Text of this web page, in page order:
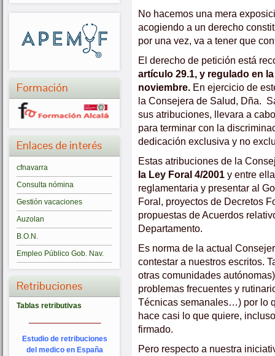
Formación
Enlaces de interés
cfnavarra
Consulta nómina
Gestión vacaciones
Auzolan
B.O.N.
Empleo Público Gob. Nav.
Retribuciones
Tablas retributivas
Estudio de retribuciones
del medico en España
No hacemos una mera
acogiendo a un derecho
por una vez, va a tener que
El derecho de petición está
artículo 29.1, y regulado en
noviembre. En ejercicio de
la Consejera de Salud, Dña.
sus atribuciones, llevara a
para terminar con la
dedicación exclusiva y no
Estas atribuciones de la
la Ley Foral 4/2001 y entre
reglamentaria y presentar al
Foral, proyectos de Decretos
propuestas de Acuerdos
Departamento.
Es norma de la actual
contestar a nuestros escritos.
otras comunidades
problemas frecuentes y
Técnicas semanales…) por lo
hace casi lo que quiere,
firmado.
Pero respecto a nuestra